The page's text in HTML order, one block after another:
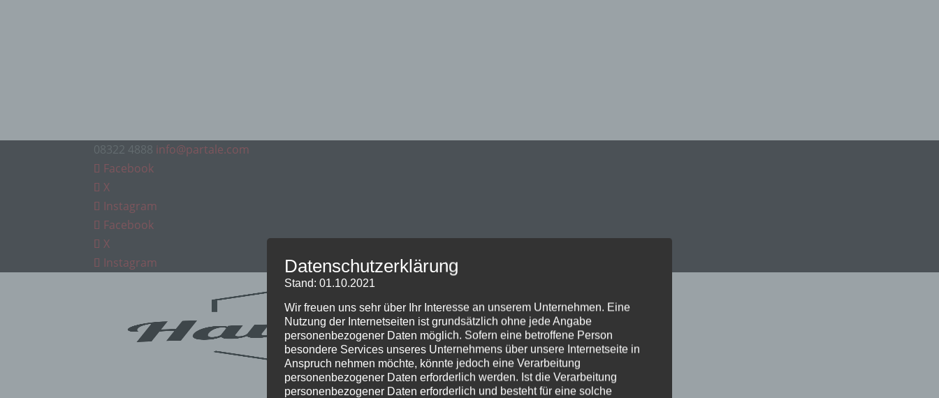
08322 4888 info@partale.com
Facebook
X
Instagram
Facebook
X
Instagram
Datenschutzerklärung
Stand: 01.10.2021
Wir freuen uns sehr über Ihr Interesse an unserem Unternehmen. Eine
Nutzung der Internetseiten ist grundsätzlich ohne jede Angabe
personenbezogener Daten möglich. Sofern eine betroffene Person
besondere Services unseres Unternehmens über unsere Internetseite in
Anspruch nehmen möchte, könnte jedoch eine Verarbeitung
personenbezogener Daten erforderlich werden. Ist die Verarbeitung
personenbezogener Daten erforderlich und besteht für eine solche